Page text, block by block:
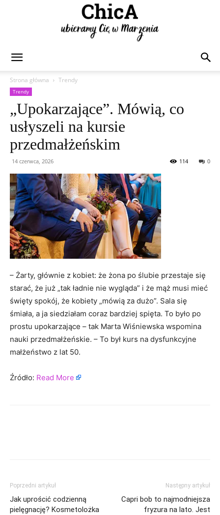
Strona główna
Trendy
Trendy
„Upokarzające”. Mówią, co
usłyszeli na kursie
przedmałżeńskim
14 czerwca, 2026 0
114
– Żarty, głównie z kobiet: że żona po ślubie przestaje się
starać, że już „tak ładnie nie wygląda” i że mąż musi mieć
święty spokój, że kobiety „mówią za dużo”. Sala się
śmiała, a ja siedziałam coraz bardziej spięta. To było po
prostu upokarzające – tak Marta Wiśniewska wspomina
nauki przedmałżeńskie. – To był kurs na dysfunkcyjne
małżeństwo z lat 50.
Źródło: Read More
Poprzedni artykuł
Jak uprościć codzienną
pielęgnację? Kosmetolożka
Następny artykuł
Capri bob to najmodniejsza
fryzura na lato. Jest